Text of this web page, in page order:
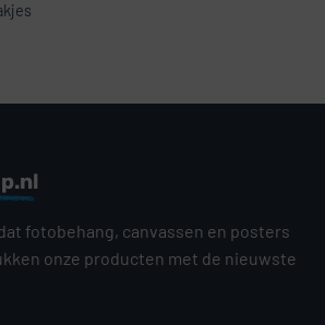
fotobehang, canvassen en posters
onze producten met de nieuwste